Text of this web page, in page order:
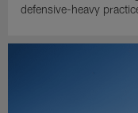
defensive-heavy